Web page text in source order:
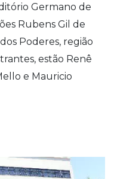
Germano de
Rubens Gil de
Poderes, região
estão Renê
e Mauricio